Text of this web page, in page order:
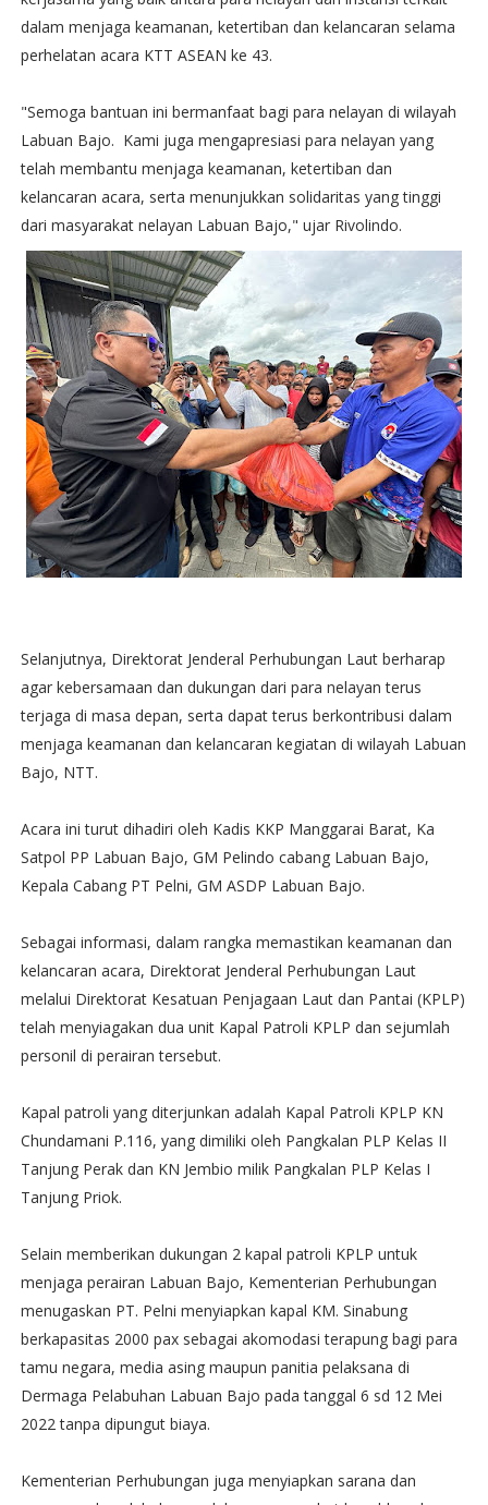
dalam menjaga keamanan, ketertiban dan kelancaran selama
perhelatan acara KTT ASEAN ke 43.
"Semoga bantuan ini bermanfaat bagi para nelayan di wilayah
Labuan Bajo. Kami juga mengapresiasi para nelayan yang
telah membantu menjaga keamanan, ketertiban dan
kelancaran acara, serta menunjukkan solidaritas yang tinggi
dari masyarakat nelayan Labuan Bajo," ujar Rivolindo.
Selanjutnya, Direktorat Jenderal Perhubungan Laut berharap
agar kebersamaan dan dukungan dari para nelayan terus
terjaga di masa depan, serta dapat terus berkontribusi dalam
menjaga keamanan dan kelancaran kegiatan di wilayah Labuan
Bajo, NTT.
Acara ini turut dihadiri oleh Kadis KKP Manggarai Barat, Ka
Satpol PP Labuan Bajo, GM Pelindo cabang Labuan Bajo,
Kepala Cabang PT Pelni, GM ASDP Labuan Bajo.
Sebagai informasi, dalam rangka memastikan keamanan dan
kelancaran acara, Direktorat Jenderal Perhubungan Laut
melalui Direktorat Kesatuan Penjagaan Laut dan Pantai (KPLP)
telah menyiagakan dua unit Kapal Patroli KPLP dan sejumlah
personil di perairan tersebut.
Kapal patroli yang diterjunkan adalah Kapal Patroli KPLP KN
Chundamani P.116, yang dimiliki oleh Pangkalan PLP Kelas II
Tanjung Perak dan KN Jembio milik Pangkalan PLP Kelas I
Tanjung Priok.
Selain memberikan dukungan 2 kapal patroli KPLP untuk
menjaga perairan Labuan Bajo, Kementerian Perhubungan
menugaskan PT. Pelni menyiapkan kapal KM. Sinabung
berkapasitas 2000 pax sebagai akomodasi terapung bagi para
tamu negara, media asing maupun panitia pelaksana di
Dermaga Pelabuhan Labuan Bajo pada tanggal 6 sd 12 Mei
2022 tanpa dipungut biaya.
Kementerian Perhubungan juga menyiapkan sarana dan